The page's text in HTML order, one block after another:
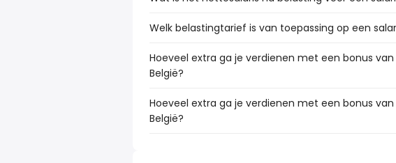
Welk belastingtarief is van toepassing op een
Hoeveel extra ga je verdienen met een bonus van
België?
Hoeveel extra ga je verdienen met een bonus
België?